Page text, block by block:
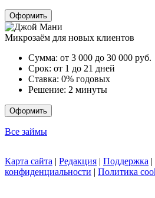
Оформить
Микрозаём для новых клиентов
Сумма: от 3 000 до 30 000 руб.
Срок: от 1 до 21 дней
Ставка: 0% годовых
Решение: 2 минуты
Оформить
Все займы
Карта сайта | Редакция | Поддержка |
конфиденциальности | Политика